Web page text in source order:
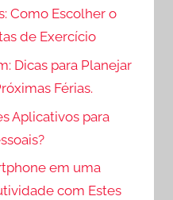
Como Escolher o
de Exercício
Dicas para Planejar
Férias.
Aplicativos para
em uma
com Estes